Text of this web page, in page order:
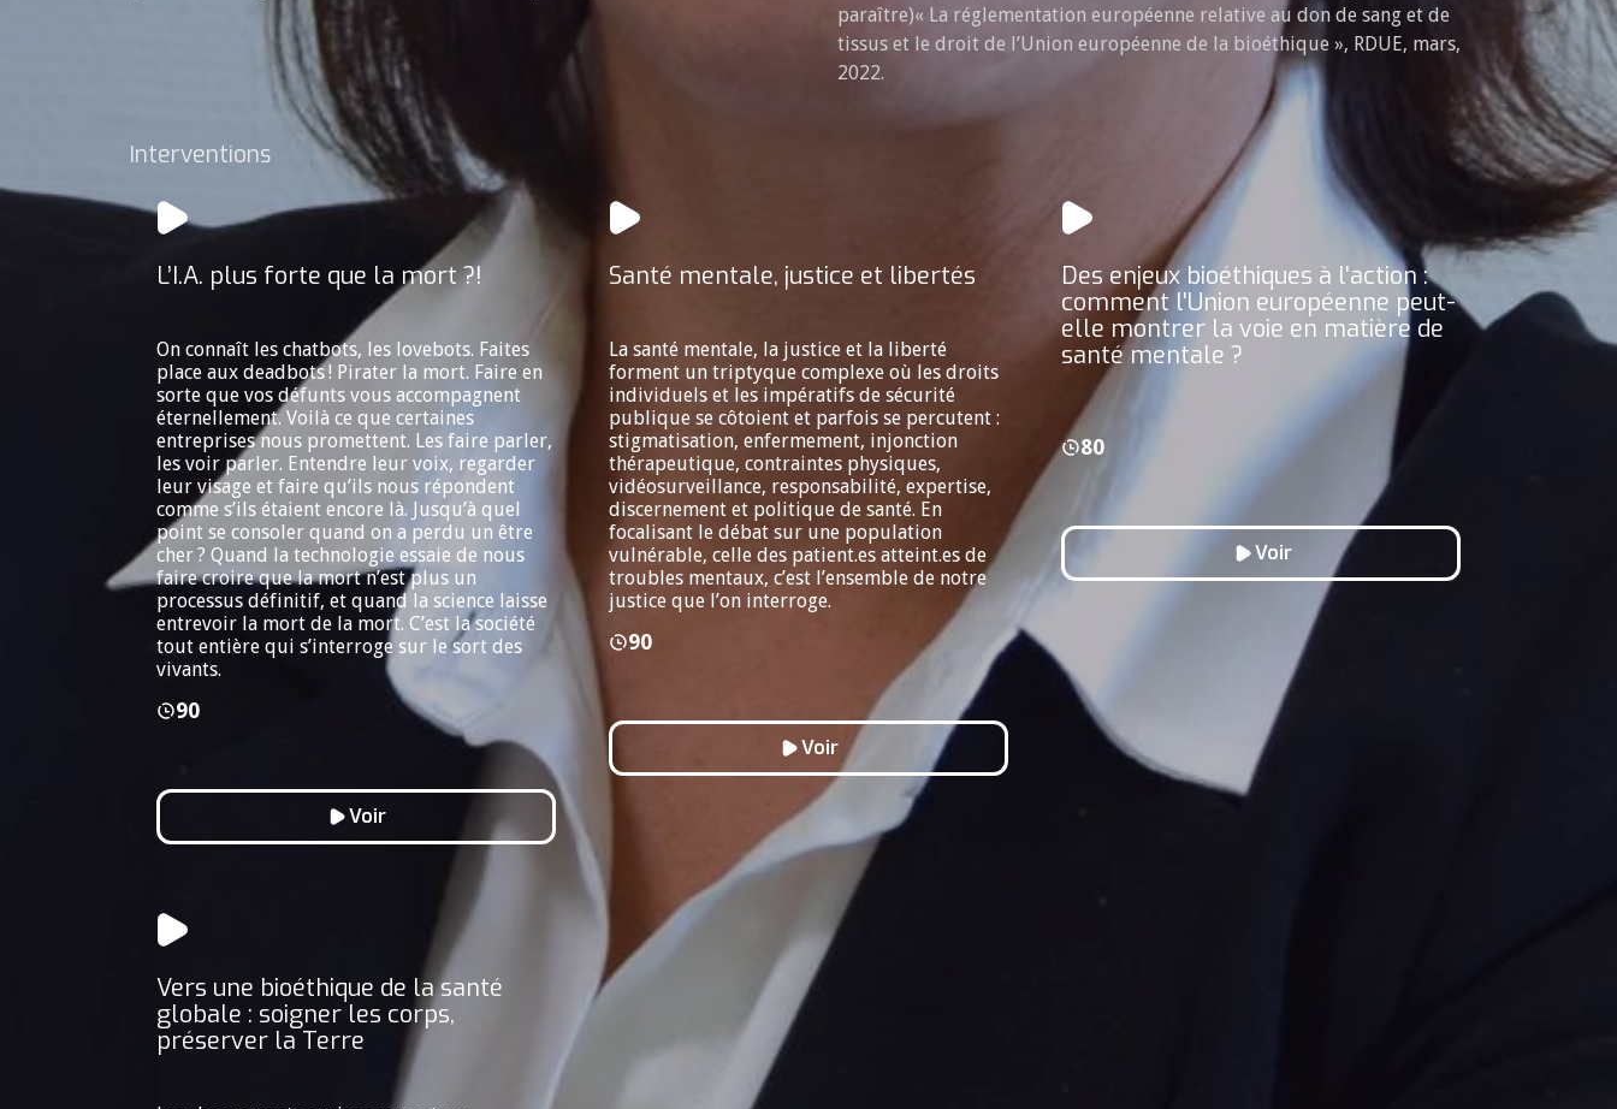
paraître)« La réglementation européenne relative au don de sang et de
tissus et le droit de l’Union européenne de la bioéthique », RDUE, mars,
2022.
Interventions
L’I.A. plus forte que la mort ?!
On connaît les chatbots, les lovebots. Faites
place aux deadbots ! Pirater la mort. Faire en
sorte que vos défunts vous accompagnent
éternellement. Voilà ce que certaines
entreprises nous promettent. Les faire parler,
les voir parler. Entendre leur voix, regarder
leur visage et faire qu’ils nous répondent
comme s’ils étaient encore là. Jusqu’à quel
point se consoler quand on a perdu un être
cher ? Quand la technologie essaie de nous
faire croire que la mort n’est plus un
processus définitif, et quand la science laisse
entrevoir la mort de la mort. C’est la société
tout entière qui s’interroge sur le sort des
vivants.
90
Voir
Santé mentale, justice et libertés
La santé mentale, la justice et la liberté
forment un triptyque complexe où les droits
individuels et les impératifs de sécurité
publique se côtoient et parfois se percutent :
stigmatisation, enfermement, injonction
thérapeutique, contraintes physiques,
vidéosurveillance, responsabilité, expertise,
discernement et politique de santé. En
focalisant le débat sur une population
vulnérable, celle des patient.es atteint.es de
troubles mentaux, c’est l’ensemble de notre
justice que l’on interroge.
90
Voir
Des enjeux bioéthiques à l'action :
comment l'Union européenne peut-
elle montrer la voie en matière de
santé mentale ?
80
Voir
Vers une bioéthique de la santé
globale : soigner les corps,
préserver la Terre